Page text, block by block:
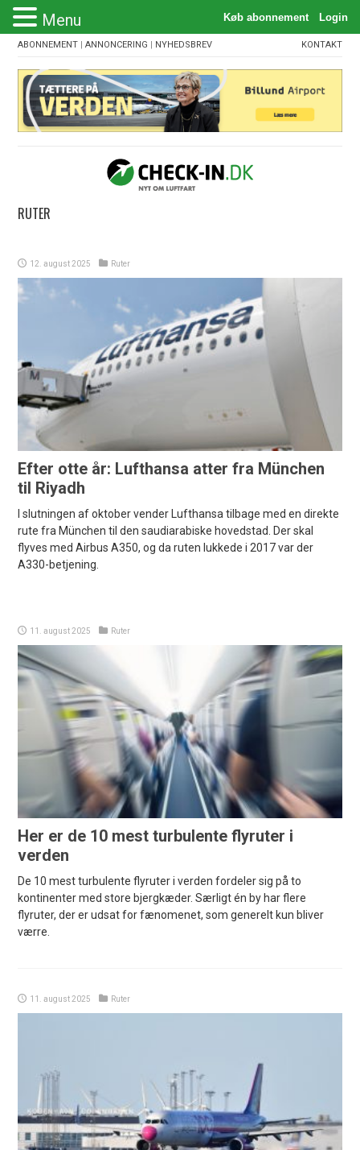
ABONNEMENT |ANNONCERING | NYHEDSBREV KONTAKT
RUTER
12. august 2025 Ruter
Efter otte år: Lufthansa atter fra München
til Riyadh
I slutningen af oktober vender Lufthansa tilbage med en direkte
rute fra München til den saudiarabiske hovedstad. Der skal
flyves med Airbus A350, og da ruten lukkede i 2017 var der
A330-betjening.
11. august 2025 Ruter
Her er de 10 mest turbulente flyruter i
verden
De 10 mest turbulente flyruter i verden fordeler sig på to
kontinenter med store bjergkæder. Særligt én by har flere
flyruter, der er udsat for fænomenet, som generelt kun bliver
værre.
11. august 2025 Ruter
Menu